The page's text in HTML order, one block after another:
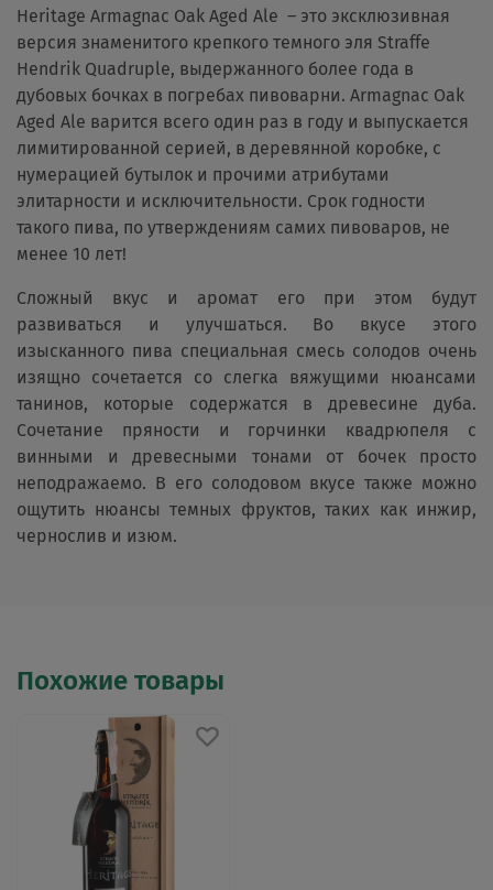
Heritage Armagnac Oak Aged Ale – это эксклюзивная
версия знаменитого крепкого темного эля Straffe
Hendrik Quadruple, выдержанного более года в
дубовых бочках в погребах пивоварни. Armagnac Oak
Aged Ale варится всего один раз в году и выпускается
лимитированной серией, в деревянной коробке, с
нумерацией бутылок и прочими атрибутами
элитарности и исключительности. Срок годности
такого пива, по утверждениям самих пивоваров, не
менее 10 лет!
Сложный вкус и аромат его при этом будут
развиваться и улучшаться. Во вкусе этого
изысканного пива специальная смесь солодов очень
изящно сочетается со слегка вяжущими нюансами
танинов, которые содержатся в древесине дуба.
Сочетание пряности и горчинки квадрюпеля с
винными и древесными тонами от бочек просто
неподражаемо. В его солодовом вкусе также можно
ощутить нюансы темных фруктов, таких как инжир,
чернослив и изюм.
Похожие товары